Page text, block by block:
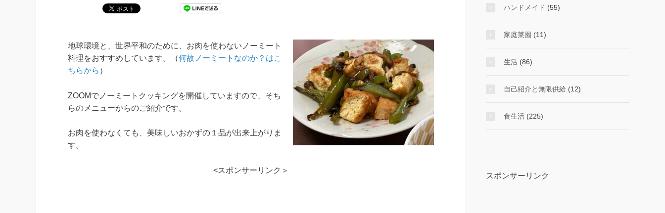
地球環境と、世界平和のために、お肉を使わないノーミート
料理をおすすめしています。（何故ノーミートなのか？はこ
ちらから ）
ZOOMでノーミートクッキングを開催していますので、そち
らのメニューからのご紹介です。
お肉を使わなくても、美味しいおかずの１品が出来上がりま
す。
<スポンサーリンク＞
ハンドメイド (55)
家庭菜園 (11)
生活 (86)
自己紹介と無限供給 (12)
食生活 (225)
スポンサーリンク